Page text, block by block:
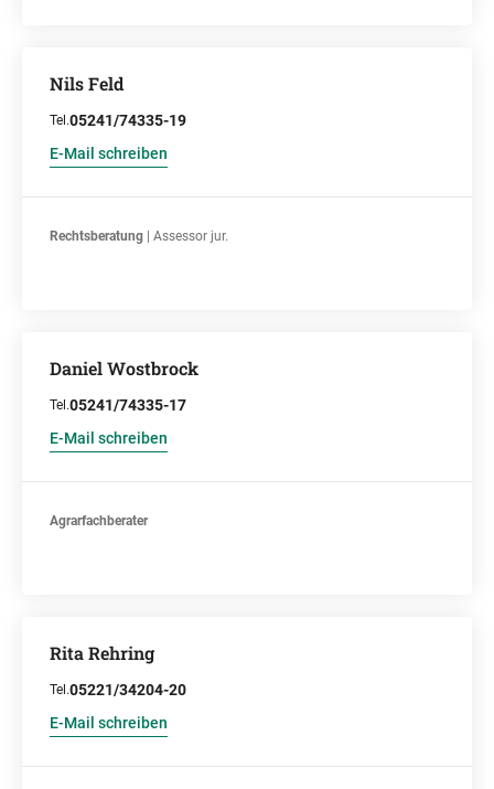
Nils Feld
Tel.05241/74335-19
E-Mail schreiben
Rechtsberatung | Assessor jur.
Daniel Wostbrock
Tel.05241/74335-17
E-Mail schreiben
Agrarfachberater
Rita Rehring
Tel.05221/34204-20
E-Mail schreiben